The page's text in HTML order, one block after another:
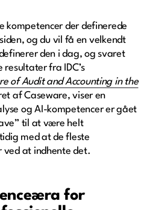
kompetencer der definerede
og du vil få en velkendt
den i dag, og svaret
fra IDC’s
of Audit and Accounting in the
af Caseware, viser en
og AI-kompetencer er gået
til at være helt
med at de fleste
ved at indhente det.
for